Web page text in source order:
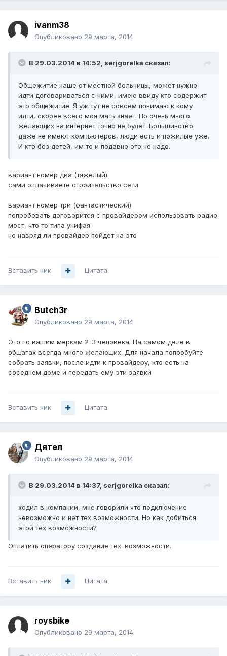
ivanm38
Опубликовано 29 марта, 2014
В 29.03.2014 в 14:52, serjgorelka сказал:
Общежитие наше от местной больницы, может нужно
идти договариваться с ними, имею ввиду кто содержит
это общежитие. Я уж тут не совсем понимаю к кому
идти, скорее всего моя мать знает. Но очень много
желающих на интернет точно не будет. Большинство
даже не имеют компьютеров, люди есть и пожилые уже.
И кто без детей, им то и подавно это не надо.
вариант номер два (тяжелый)
сами оплачиваете строительство сети
вариант номер три (фантастический)
попробовать договорится с провайдером использовать радио
мост, что то типа унифая
но навряд ли провайдер пойдет на это
Вставить ник Цитата
Butch3r
Опубликовано 29 марта, 2014
Это по вашим меркам 2-3 человека. На самом деле в
общагах всегда много желающих. Для начала попробуйте
собрать заявки, после идти к провайдеру, кто есть на
соседнем доме и передать ему эти заявки
Вставить ник Цитата
Дятел
Опубликовано 29 марта, 2014
В 29.03.2014 в 14:37, serjgorelka сказал:
ходил в компании, мне говорили что подключение
невозможно и нет тех возможности. Но как добиться
этой тех возможности?
Оплатить оператору создание тех. возможности.
Вставить ник Цитата
roysbike
Опубликовано 29 марта, 2014